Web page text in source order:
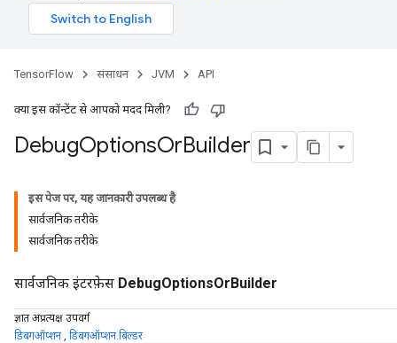
TensorFlow संसाधन JVM API
क्या इस कॉन्टेंट से आपको मदद मिली?
DebugOptionsOrBuilder
इस पेज पर, यह जानकारी उपलब्ध है
सार्वजनिक तरीके
सार्वजनिक तरीके
सार्वजनिक इंटरफ़ेस DebugOptionsOrBuilder
ज्ञात अप्रत्यक्ष उपवर्ग
डिबगऑप्शन, डिबगऑप्शन.बिल्डर